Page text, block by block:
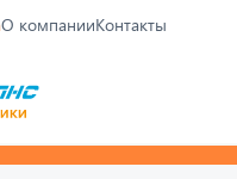
О компанииКонтакты